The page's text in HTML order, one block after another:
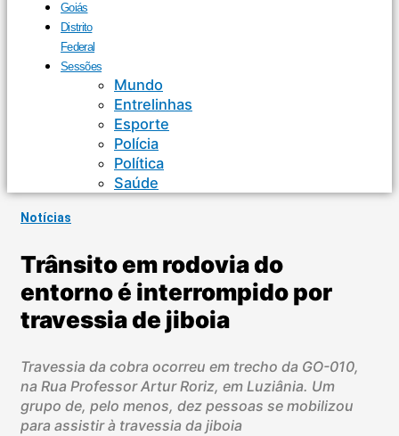
Goiás
Distrito
Federal
Sessões
Mundo
Entrelinhas
Esporte
Polícia
Política
Saúde
Notícias
Trânsito em rodovia do
entorno é interrompido por
travessia de jiboia
Travessia da cobra ocorreu em trecho da GO-010,
na Rua Professor Artur Roriz, em Luziânia. Um
grupo de, pelo menos, dez pessoas se mobilizou
para assistir à travessia da jiboia